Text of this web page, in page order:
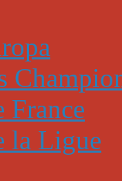
France
la Ligue